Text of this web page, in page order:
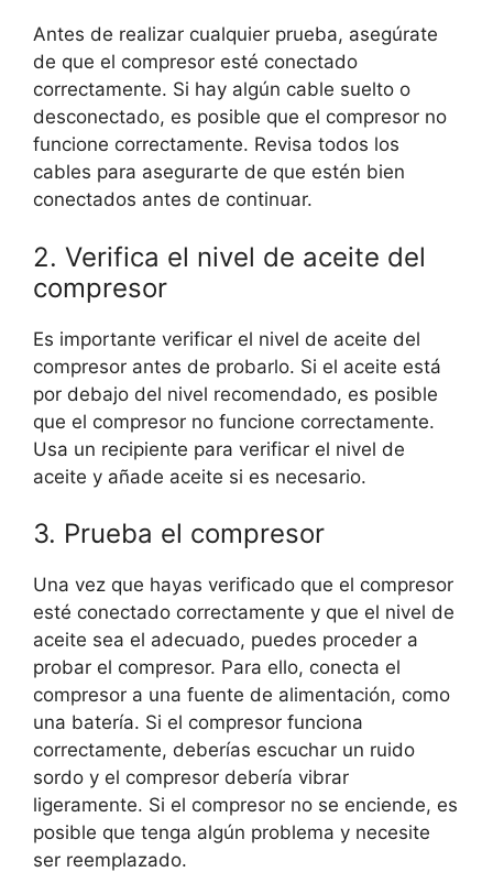
Antes de realizar cualquier prueba, asegúrate
de que el compresor esté conectado
correctamente. Si hay algún cable suelto o
desconectado, es posible que el compresor no
funcione correctamente. Revisa todos los
cables para asegurarte de que estén bien
conectados antes de continuar.
2. Verifica el nivel de aceite del
compresor
Es importante verificar el nivel de aceite del
compresor antes de probarlo. Si el aceite está
por debajo del nivel recomendado, es posible
que el compresor no funcione correctamente.
Usa un recipiente para verificar el nivel de
aceite y añade aceite si es necesario.
3. Prueba el compresor
Una vez que hayas verificado que el compresor
esté conectado correctamente y que el nivel de
aceite sea el adecuado, puedes proceder a
probar el compresor. Para ello, conecta el
compresor a una fuente de alimentación, como
una batería. Si el compresor funciona
correctamente, deberías escuchar un ruido
sordo y el compresor debería vibrar
ligeramente. Si el compresor no se enciende, es
posible que tenga algún problema y necesite
ser reemplazado.